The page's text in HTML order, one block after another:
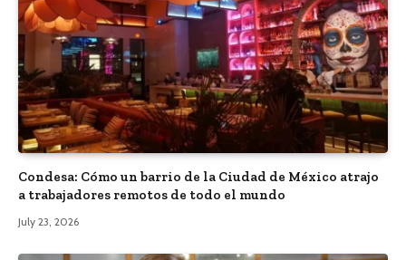
Condesa: Cómo un barrio de la Ciudad de México atrajo
a trabajadores remotos de todo el mundo
July 23, 2026